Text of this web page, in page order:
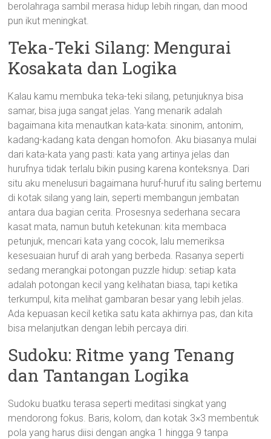
berolahraga sambil merasa hidup lebih ringan, dan mood
pun ikut meningkat.
Teka-Teki Silang: Mengurai
Kosakata dan Logika
Kalau kamu membuka teka-teki silang, petunjuknya bisa
samar, bisa juga sangat jelas. Yang menarik adalah
bagaimana kita menautkan kata-kata: sinonim, antonim,
kadang-kadang kata dengan homofon. Aku biasanya mulai
dari kata-kata yang pasti: kata yang artinya jelas dan
hurufnya tidak terlalu bikin pusing karena konteksnya. Dari
situ aku menelusuri bagaimana huruf-huruf itu saling bertemu
di kotak silang yang lain, seperti membangun jembatan
antara dua bagian cerita. Prosesnya sederhana secara
kasat mata, namun butuh ketekunan: kita membaca
petunjuk, mencari kata yang cocok, lalu memeriksa
kesesuaian huruf di arah yang berbeda. Rasanya seperti
sedang merangkai potongan puzzle hidup: setiap kata
adalah potongan kecil yang kelihatan biasa, tapi ketika
terkumpul, kita melihat gambaran besar yang lebih jelas.
Ada kepuasan kecil ketika satu kata akhirnya pas, dan kita
bisa melanjutkan dengan lebih percaya diri.
Sudoku: Ritme yang Tenang
dan Tantangan Logika
Sudoku buatku terasa seperti meditasi singkat yang
mendorong fokus. Baris, kolom, dan kotak 3×3 membentuk
pola yang harus diisi dengan angka 1 hingga 9 tanpa